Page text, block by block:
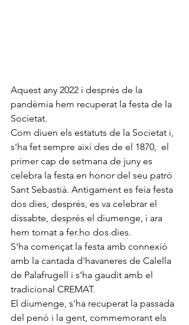
Aquest any 2022 i després de la
pandèmia hem recuperat la festa de la
Societat.
Com diuen els estatuts de la Societat i,
s'ha fet sempre així des de el 1870,  el
primer cap de setmana de juny es
celebra la festa en honor del seu patró
Sant Sebastià. Antigament es feia festa
dos dies, després, es va celebrar el
dissabte, després el diumenge, i ara
hem tornat a fer.ho dos dies.
S'ha començat la festa amb connexió
amb la cantada d'havaneres de Calella
de Palafrugell i s'ha gaudit amb el
tradicional CREMAT.
El diumenge, s'ha recuperat la passada
del penó i la gent, commemorant els